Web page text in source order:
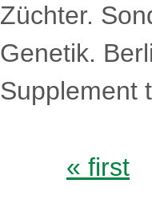
Züchter.
Genetik.
Supplement
Pages« first